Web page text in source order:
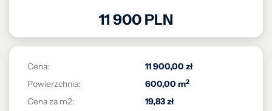
11 900 PLN
Cena:
11 900,00 zł
Powierzchnia:
600,00 m2
Cena za m2:
19,83 zł